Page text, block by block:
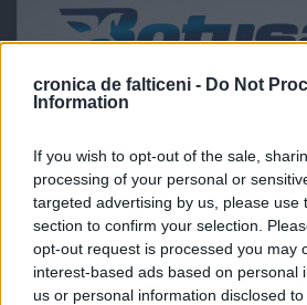
cronica de falticeni - Do Not
Information
If you wish to opt-out of the sale,
processing of your personal or
targeted advertising by us, please use
section to confirm your selection.
opt-out request is processed you may
interest-based ads based on personal
us or personal information disclosed